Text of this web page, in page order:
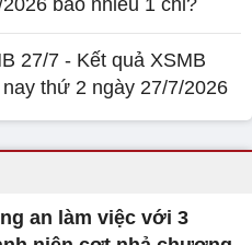
bao nhiêu 1 chỉ?
27/7 - Kết quả XSMB
nay thứ 2 ngày 27/7/2026
an làm việc với 3